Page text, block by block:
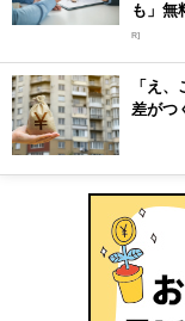
も」無
R]
「え
差がつ